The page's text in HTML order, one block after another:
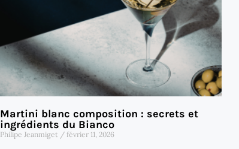
Martini blanc composition : secrets et
ingrédients du Bianco
Philipe Jeanmiget février 11, 2026